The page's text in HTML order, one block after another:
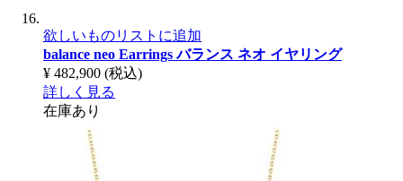
欲しいものリストに追加
balance neo Earringsバランス ネオ イヤリング
¥ 482,900 (税込)
詳しく見る
在庫あり